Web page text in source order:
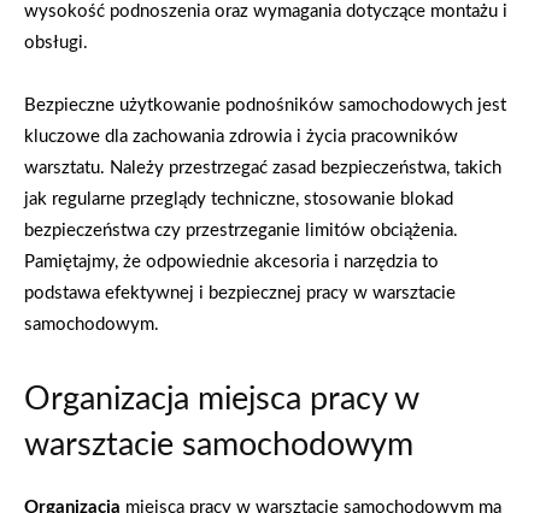
wysokość podnoszenia oraz wymagania dotyczące montażu i
obsługi.
Bezpieczne użytkowanie podnośników samochodowych jest
kluczowe dla zachowania zdrowia i życia pracowników
warsztatu. Należy przestrzegać zasad bezpieczeństwa, takich
jak regularne przeglądy techniczne, stosowanie blokad
bezpieczeństwa czy przestrzeganie limitów obciążenia.
Pamiętajmy, że odpowiednie akcesoria i narzędzia to
podstawa efektywnej i bezpiecznej pracy w warsztacie
samochodowym.
Organizacja miejsca pracy w
warsztacie samochodowym
Organizacja miejsca pracy w warsztacie samochodowym ma